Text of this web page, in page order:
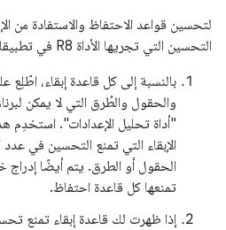
لتحسين قواعد الاحتفاظ والاستفادة من
التحسين التي تجريها الأداة R8 في تطبيقك، اتّبِع الخطوات التالية:
بالنسبة إلى كل قاعدة إبقاء، اطّلِع
"أداة تحليل الإعدادات". استخدِم
الإبقاء التي تمنع التحسين في عدد
الحقول أو الطرق. يتم أيضًا
تمنعها كل قاعدة احتفاظ.
إذا ظهرت لك قاعدة إبقاء تمنع